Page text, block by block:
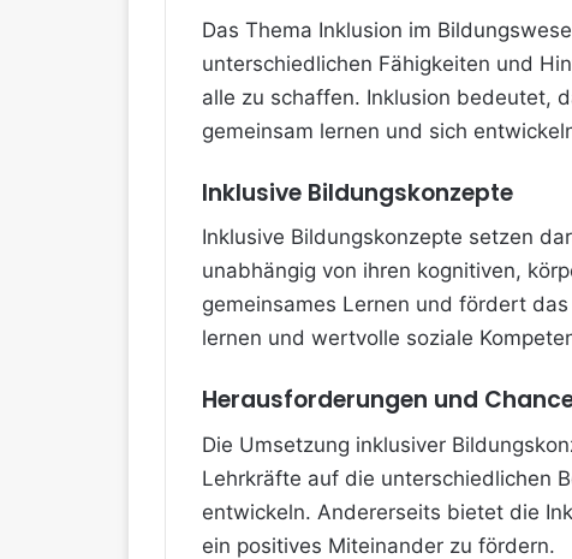
Das Thema Inklusion im
unterschiedlichen Fähigkeiten und
alle zu schaffen. Inklusion bedeutet,
gemeinsam lernen und sich
Inklusive Bildungskonzepte
Inklusive Bildungskonzepte setzen
unabhängig von ihren kognitiven,
gemeinsames Lernen und fördert
lernen und wertvolle soziale
Herausforderungen und
Die Umsetzung inklusiver
Lehrkräfte auf die unterschiedlichen
entwickeln. Andererseits bietet die
ein positives Miteinander zu fördern.